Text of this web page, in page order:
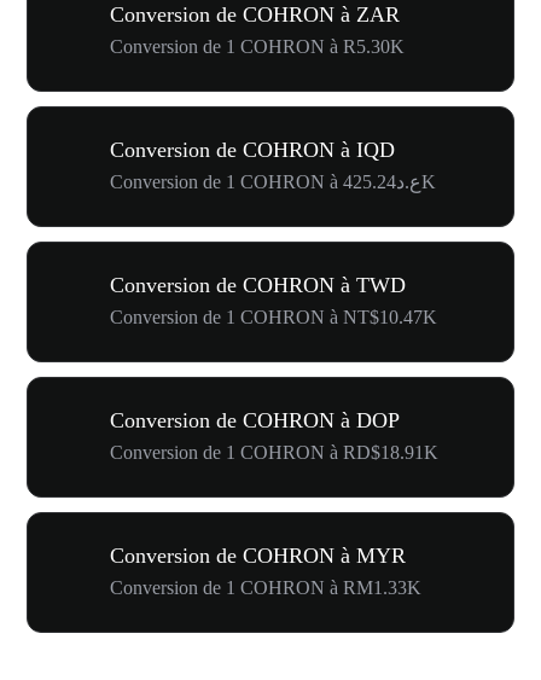
Conversion de COHRON à ZAR
Conversion de 1 COHRON à R5.30K
Conversion de COHRON à IQD
Conversion de 1 COHRON à ع.د425.24K
Conversion de COHRON à TWD
Conversion de 1 COHRON à NT$10.47K
Conversion de COHRON à DOP
Conversion de 1 COHRON à RD$18.91K
Conversion de COHRON à MYR
Conversion de 1 COHRON à RM1.33K